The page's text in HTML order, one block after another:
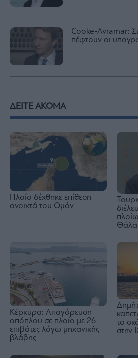
Cooke-Avramar:
πέφτουν οι
ΔΕΙΤΕ ΑΚΟΜΑ
Πλοίο δέχθηκε επίθεση
ανοιχτά του Ομάν
Κέρκυρα: Απαγόρευση
απόπλου σε πλοίο με 26
επιβάτες λόγω μηχανικής
βλάβης
το
στην